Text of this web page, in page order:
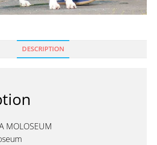
DESCRIPTION
MOLOSEUM